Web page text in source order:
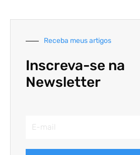
Receba meus artigos
Inscreva-se na
Newsletter